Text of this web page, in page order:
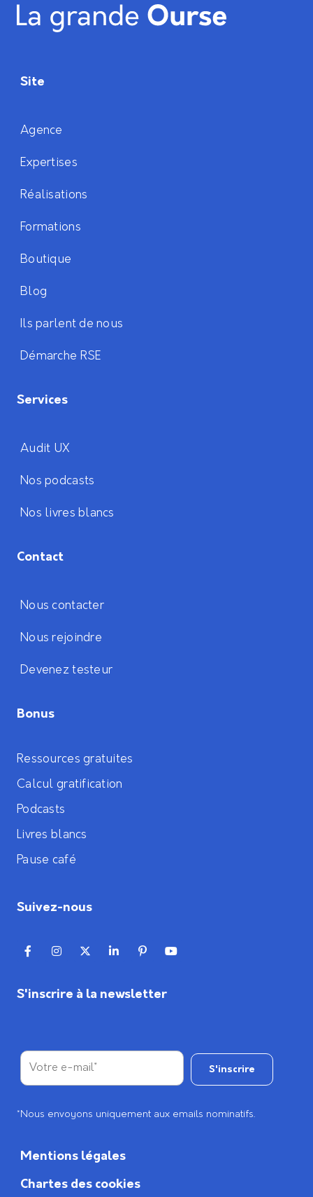
Site
Agence
Expertises
Réalisations
Formations
Boutique
Blog
Ils parlent de nous
Démarche RSE
Services
Audit UX
Nos podcasts
Nos livres blancs
Contact
Nous contacter
Nous rejoindre
Devenez testeur
Bonus
Ressources gratuites
Calcul gratification
Podcasts
Livres blancs
Pause café
Suivez-nous
S'inscrire à la newsletter
*Nous envoyons uniquement aux emails nominatifs.
Mentions légales
Chartes des cookies